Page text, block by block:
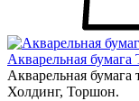
Акварельная
Акварельная
Холдинг, Торшон.